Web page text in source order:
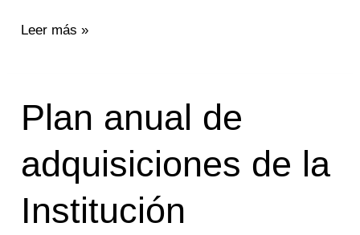
Leer más »
Plan anual de
adquisiciones de la
Institución
Plan
anual
adquisiciones